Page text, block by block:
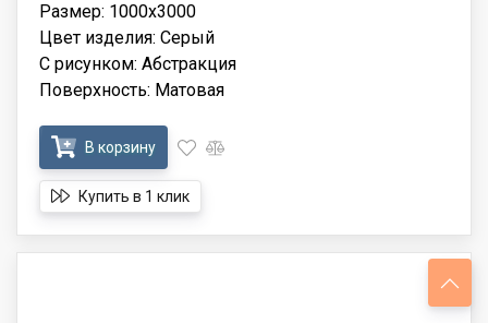
Размер: 1000x3000
Цвет изделия: Серый
С рисунком: Абстракция
Поверхность: Матовая
В корзину
Купить в 1 клик